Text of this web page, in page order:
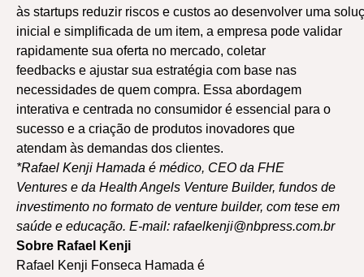
às startups reduzir riscos e custos ao desenvolver uma
inicial e simplificada de um item, a empresa pode validar
rapidamente sua oferta no mercado, coletar
feedbacks e ajustar sua estratégia com base nas
necessidades de quem compra. Essa abordagem
interativa e centrada no consumidor é essencial para o
sucesso e a criação de produtos inovadores que
atendam às demandas dos clientes.
*Rafael Kenji Hamada é médico, CEO da FHE
Ventures e da Health Angels Venture Builder, fundos de
investimento no formato de venture builder, com tese em
saúde e educação. E-mail: rafaelkenji@nbpress.com.br
Sobre Rafael Kenji
Rafael Kenji Fonseca Hamada é